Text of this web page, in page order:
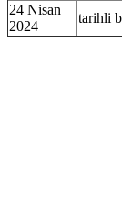
24 Nisan
2024
tarihli